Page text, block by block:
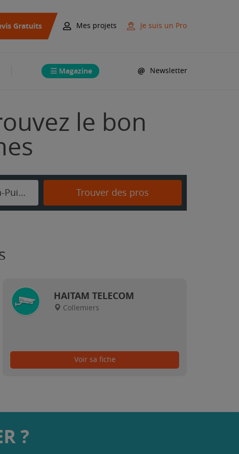
Gratuits Mes projets Je suis un Pro
Magazine Newsletter
le bon
Saint-Sauveur-en-Puisaye Trouver des pros
HAITAM TELECOM
Collemiers
Voir sa fiche
?